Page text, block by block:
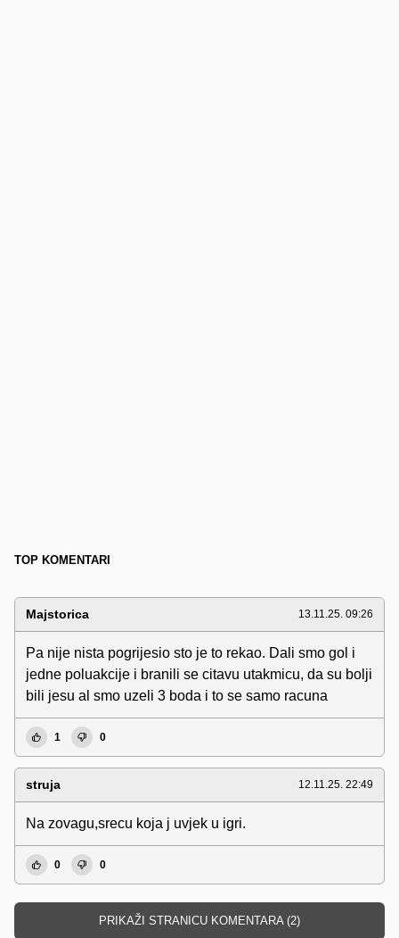
TOP KOMENTARI
Majstorica 13.11.25. 09:26
Pa nije nista pogrijesio sto je to rekao. Dali smo gol i
jedne poluakcije i branili se citavu utakmicu, da su bolji
bili jesu al smo uzeli 3 boda i to se samo racuna
1 0
struja 12.11.25. 22:49
Na zovagu,srecu koja j uvjek u igri.
0 0
PRIKAŽI STRANICU KOMENTARA (2)